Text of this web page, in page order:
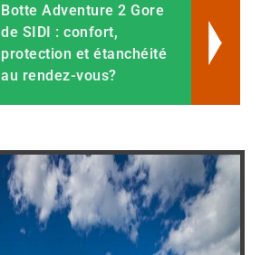
Botte Adventure 2 Gore
de SIDI : confort,
protection et étanchéité
au rendez-vous?